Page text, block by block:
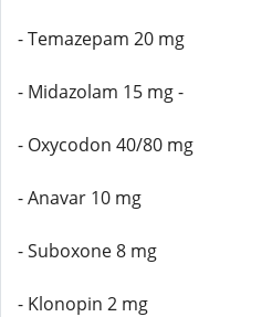
- Temazepam 20 mg
- Midazolam 15 mg -
- Oxycodon 40/80 mg
- Anavar 10 mg
- Suboxone 8 mg
- Klonopin 2 mg